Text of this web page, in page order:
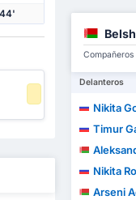
Delanteros
Nikita
Timur
Nikita
Arseni